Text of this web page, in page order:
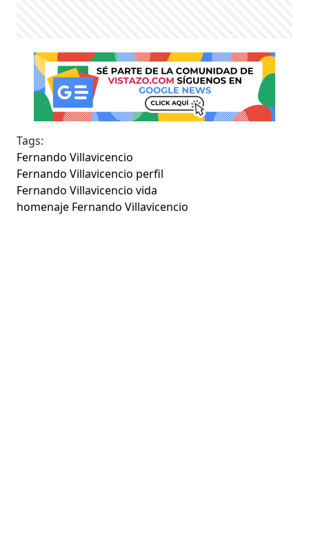
Tags:
Fernando Villavicencio
Fernando Villavicencio perfil
Fernando Villavicencio vida
homenaje Fernando Villavicencio